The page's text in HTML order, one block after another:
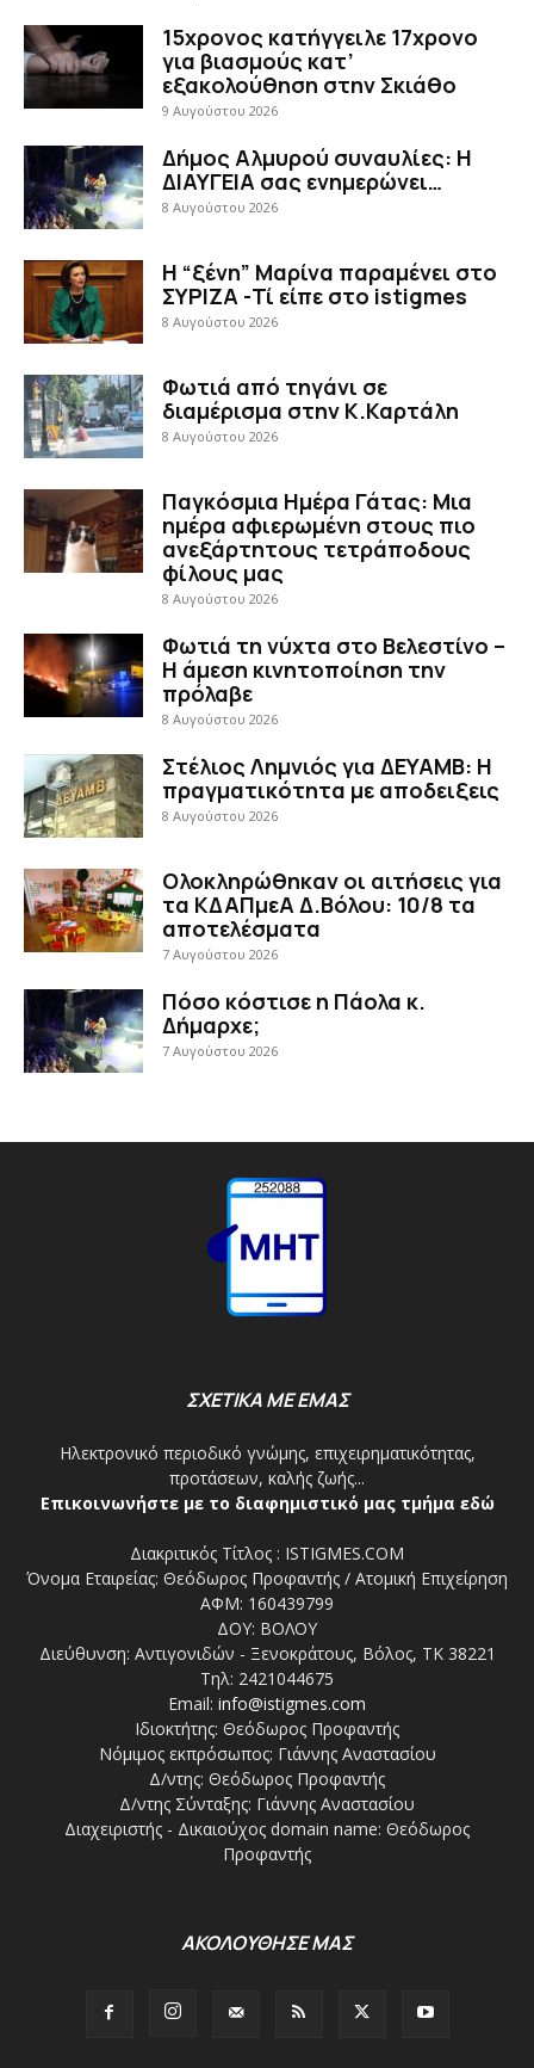
15χρονος κατήγγειλε 17χρονο
για βιασμούς κατ’
εξακολούθηση στην Σκιάθο
9 Αυγούστου 2026
Δήμος Αλμυρού συναυλίες: Η
ΔΙΑΥΓΕΙΑ σας ενημερώνει…
8 Αυγούστου 2026
Η “ξένη” Μαρίνα παραμένει στο
ΣΥΡΙΖΑ -Τί είπε στο istigmes
8 Αυγούστου 2026
Φωτιά από τηγάνι σε
διαμέρισμα στην Κ.Καρτάλη
8 Αυγούστου 2026
Παγκόσμια Ημέρα Γάτας: Μια
ημέρα αφιερωμένη στους πιο
ανεξάρτητους τετράποδους
φίλους μας
8 Αυγούστου 2026
Φωτιά τη νύχτα στο Βελεστίνο –
Η άμεση κινητοποίηση την
πρόλαβε
8 Αυγούστου 2026
Στέλιος Λημνιός για ΔΕΥΑΜΒ: Η
πραγματικότητα με αποδειξεις
8 Αυγούστου 2026
Ολοκληρώθηκαν οι αιτήσεις για
τα ΚΔΑΠμεΑ Δ.Βόλου: 10/8 τα
αποτελέσματα
7 Αυγούστου 2026
Πόσο κόστισε η Πάολα κ.
Δήμαρχε;
7 Αυγούστου 2026
ΣΧΕΤΙΚΑ ΜΕ ΕΜΑΣ
Ηλεκτρονικό περιοδικό γνώμης, επιχειρηματικότητας,
προτάσεων, καλής ζωής...
Επικοινωνήστε με το διαφημιστικό μας τμήμα εδώ
Διακριτικός Τίτλος : ISTIGMES.COM
Όνομα Εταιρείας: Θεόδωρος Προφαντής / Ατομική Επιχείρηση
ΑΦΜ: 160439799
ΔΟΥ: ΒΟΛΟΥ
Διεύθυνση: Αντιγονιδών - Ξενοκράτους, Βόλος, ΤΚ 38221
Τηλ: 2421044675
Email: info@istigmes.com
Ιδιοκτήτης: Θεόδωρος Προφαντής
Νόμιμος εκπρόσωπος: Γιάννης Αναστασίου
Δ/ντης: Θεόδωρος Προφαντής
Δ/ντης Σύνταξης: Γιάννης Αναστασίου
Διαχειριστής - Δικαιούχος domain name: Θεόδωρος
Προφαντής
ΑΚΟΛΟΥΘΗΣΕ ΜΑΣ